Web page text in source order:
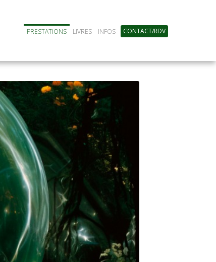
PRESTATIONS LIVRES INFOS CONTACT/RDV